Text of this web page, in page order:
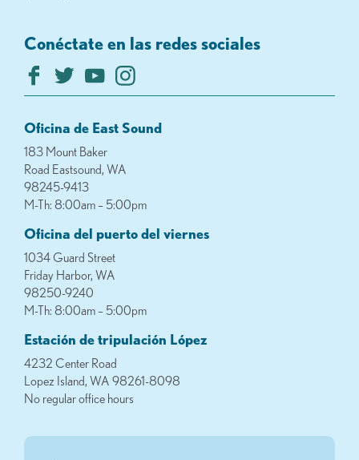
Conéctate en las redes sociales
Oficina de East Sound
183 Mount Baker
Road Eastsound, WA
98245-9413
M-Th: 8:00am – 5:00pm
Oficina del puerto del viernes
1034 Guard Street
Friday Harbor, WA
98250-9240
M-Th: 8:00am – 5:00pm
Estación de tripulación López
4232 Center Road
Lopez Island, WA 98261-8098
No regular office hours